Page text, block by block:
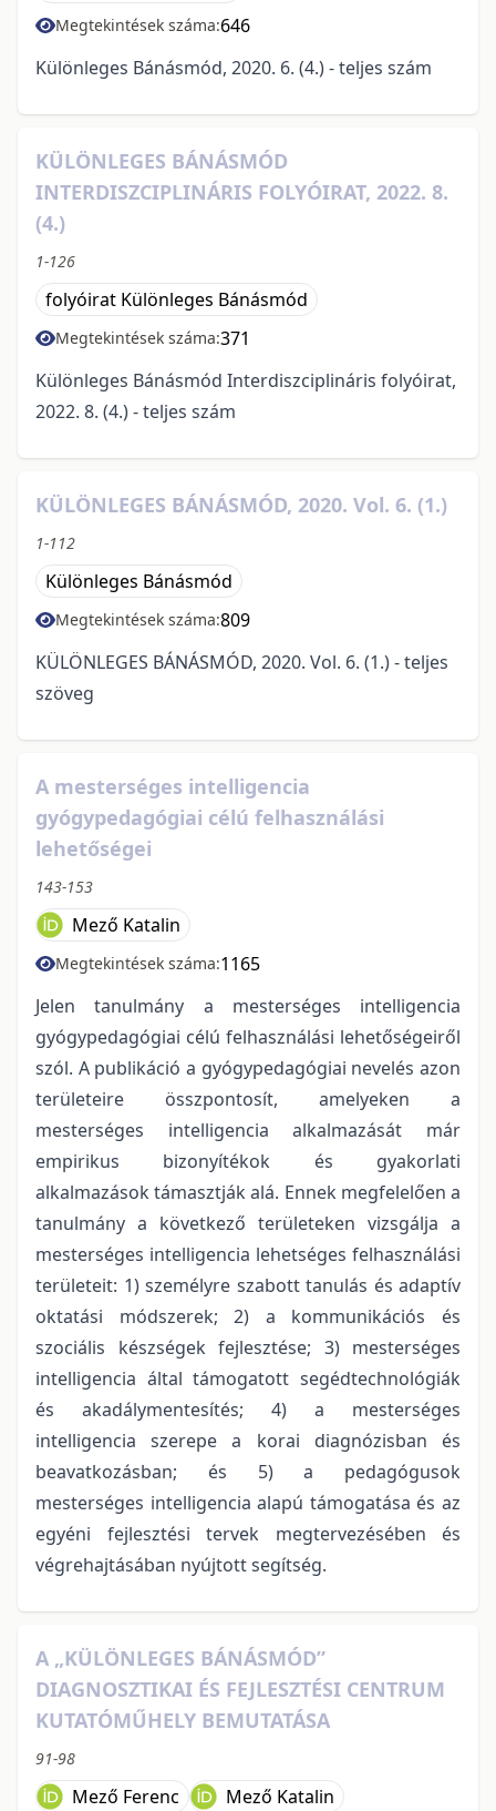
Megtekintések száma:646
Különleges Bánásmód, 2020. 6. (4.) - teljes szám
KÜLÖNLEGES BÁNÁSMÓD
INTERDISZCIPLINÁRIS FOLYÓIRAT, 2022. 8.
(4.)
1-126
folyóirat Különleges Bánásmód
Megtekintések száma:371
Különleges Bánásmód Interdiszciplináris folyóirat,
2022. 8. (4.) - teljes szám
KÜLÖNLEGES BÁNÁSMÓD, 2020. Vol. 6. (1.)
1-112
Különleges Bánásmód
Megtekintések száma:809
KÜLÖNLEGES BÁNÁSMÓD, 2020. Vol. 6. (1.) - teljes
szöveg
A mesterséges intelligencia
gyógypedagógiai célú felhasználási
lehetőségei
143-153
Mező Katalin
Megtekintések száma:1165
Jelen tanulmány a mesterséges intelligencia
gyógypedagógiai célú felhasználási lehetőségeiről
szól. A publikáció a gyógypedagógiai nevelés azon
területeire összpontosít, amelyeken a
mesterséges intelligencia alkalmazását már
empirikus bizonyítékok és gyakorlati
alkalmazások támasztják alá. Ennek megfelelően a
tanulmány a következő területeken vizsgálja a
mesterséges intelligencia lehetséges felhasználási
területeit: 1) személyre szabott tanulás és adaptív
oktatási módszerek; 2) a kommunikációs és
szociális készségek fejlesztése; 3) mesterséges
intelligencia által támogatott segédtechnológiák
és akadálymentesítés; 4) a mesterséges
intelligencia szerepe a korai diagnózisban és
beavatkozásban; és 5) a pedagógusok
mesterséges intelligencia alapú támogatása és az
egyéni fejlesztési tervek megtervezésében és
végrehajtásában nyújtott segítség.
A „KÜLÖNLEGES BÁNÁSMÓD”
DIAGNOSZTIKAI ÉS FEJLESZTÉSI CENTRUM
KUTATÓMŰHELY BEMUTATÁSA
91-98
Mező Ferenc Mező Katalin